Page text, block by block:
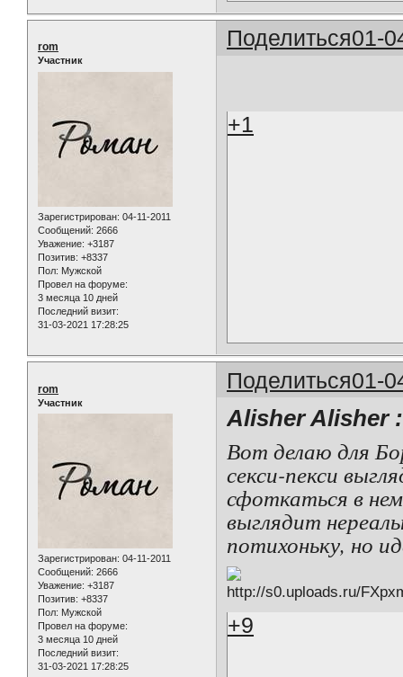
Поделиться01-
rom
Участник
Зарегистрирован: 04-11-2011
Сообщений: 2666
Уважение: +3187
Позитив: +8337
Пол: Мужской
Провел на форуме:
3 месяца 10 дней
Последний визит:
31-03-2021 17:28:25
+1
Поделиться01-
rom
Участник
Зарегистрирован: 04-11-2011
Сообщений: 2666
Уважение: +3187
Позитив: +8337
Пол: Мужской
Провел на форуме:
3 месяца 10 дней
Последний визит:
31-03-2021 17:28:25
Alisher Alisher :
Вот делаю для
секси-пекси
сфоткаться в
выглядит
потихоньку, но
+9